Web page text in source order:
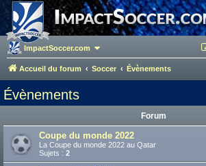
ImpactSoccer.com
Accueil du forum Soccer Évènements
Évènements
Forum
Coupe du monde 2022
La Coupe du monde 2022 au Qatar
Sujets : 2